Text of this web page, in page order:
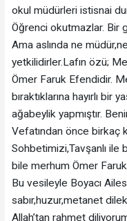
okul müdürleri istisnai
Öğrenci okutmazlar. Bir
Ama aslında ne
yetkilidirler.Lafın özü;
Ömer Faruk Efendidir.
bıraktıklarına hayırlı
ağabeylik yapmıştır.
Vefatından önce birkaç
Sohbetimizi,Tavşanlı ile
bile merhum Ömer
Bu vesileyle Boyacı
sabır,huzur,metanet
Allah’tan rahmet